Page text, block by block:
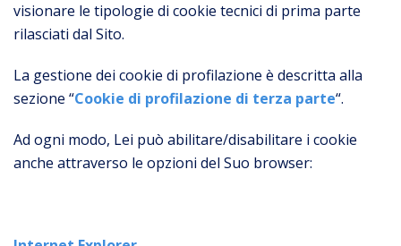
visionare le tipologie di cookie tecnici di prima parte
rilasciati dal Sito.
La gestione dei cookie di profilazione è descritta alla
sezione “Cookie di profilazione di terza parte“.
Ad ogni modo, Lei può abilitare/disabilitare i cookie
anche attraverso le opzioni del Suo browser: